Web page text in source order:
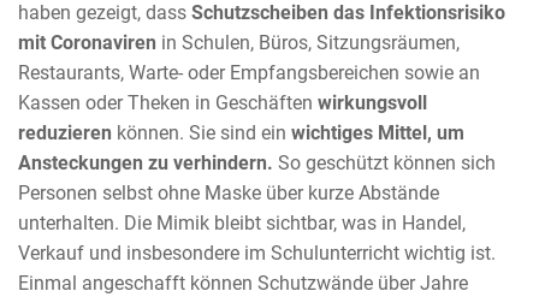
haben gezeigt, dass Schutzscheiben das Infektionsrisiko
mit Coronaviren in Schulen, Büros, Sitzungsräumen,
Restaurants, Warte- oder Empfangsbereichen sowie an
Kassen oder Theken in Geschäften wirkungsvoll
reduzieren können. Sie sind ein wichtiges Mittel, um
Ansteckungen zu verhindern. So geschützt können sich
Personen selbst ohne Maske über kurze Abstände
unterhalten. Die Mimik bleibt sichtbar, was in Handel,
Verkauf und insbesondere im Schulunterricht wichtig ist.
Einmal angeschafft können Schutzwände über Jahre